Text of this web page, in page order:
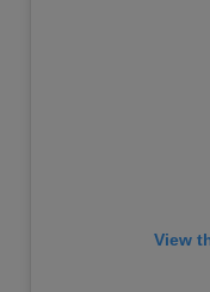
View